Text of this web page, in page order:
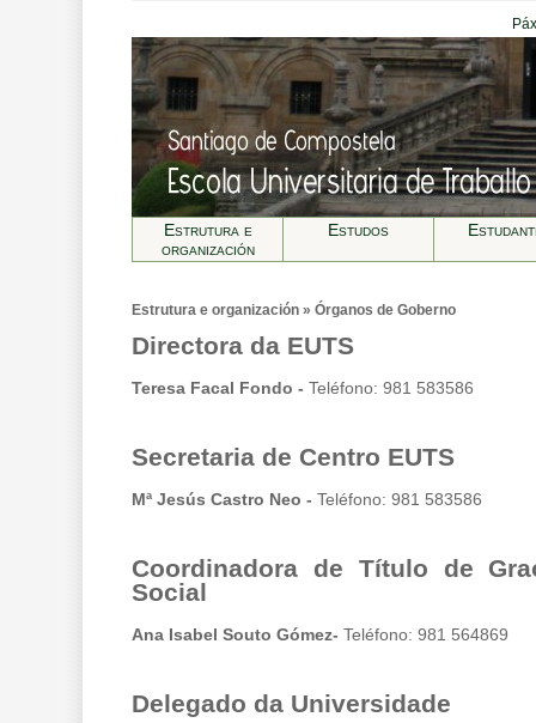
Estrutura e
organización
Estudos
Estrutura e organización » Órganos de Goberno
Directora da EUTS
Teresa Facal Fondo - Teléfono: 981 583586
Secretaria de Centro EUTS
Mª Jesús Castro Neo - Teléfono: 981 583586
Coordinadora de Título de
Social
Ana Isabel Souto Gómez- Teléfono: 981 564869
Delegado da Universidade